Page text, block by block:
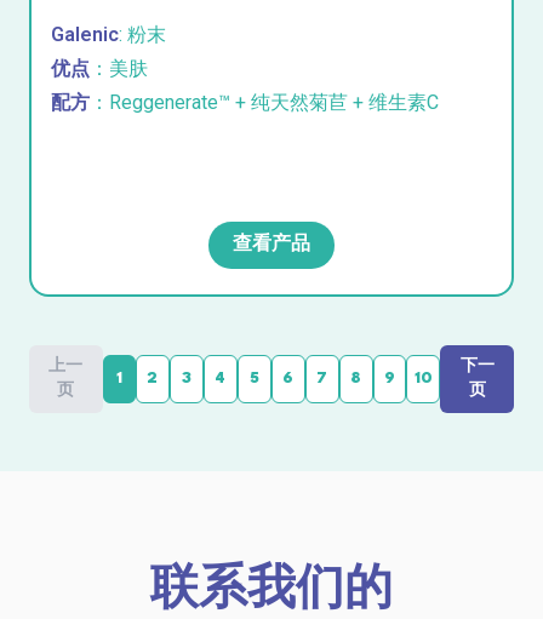
Galenic: 粉末
优点 ：美肤
配方 ：Reggenerate™ + 纯天然菊苣 + 维生素C
查看产品
上一
页
1 2 3 4 5 6 7 8 9 10
下一
页
联系我们的